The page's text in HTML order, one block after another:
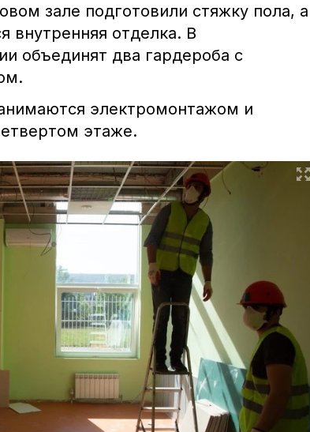
зале подготовили стяжку пола, а
внутренняя отделка. В
объединят два гардероба с
электромонтажом и
этаже.